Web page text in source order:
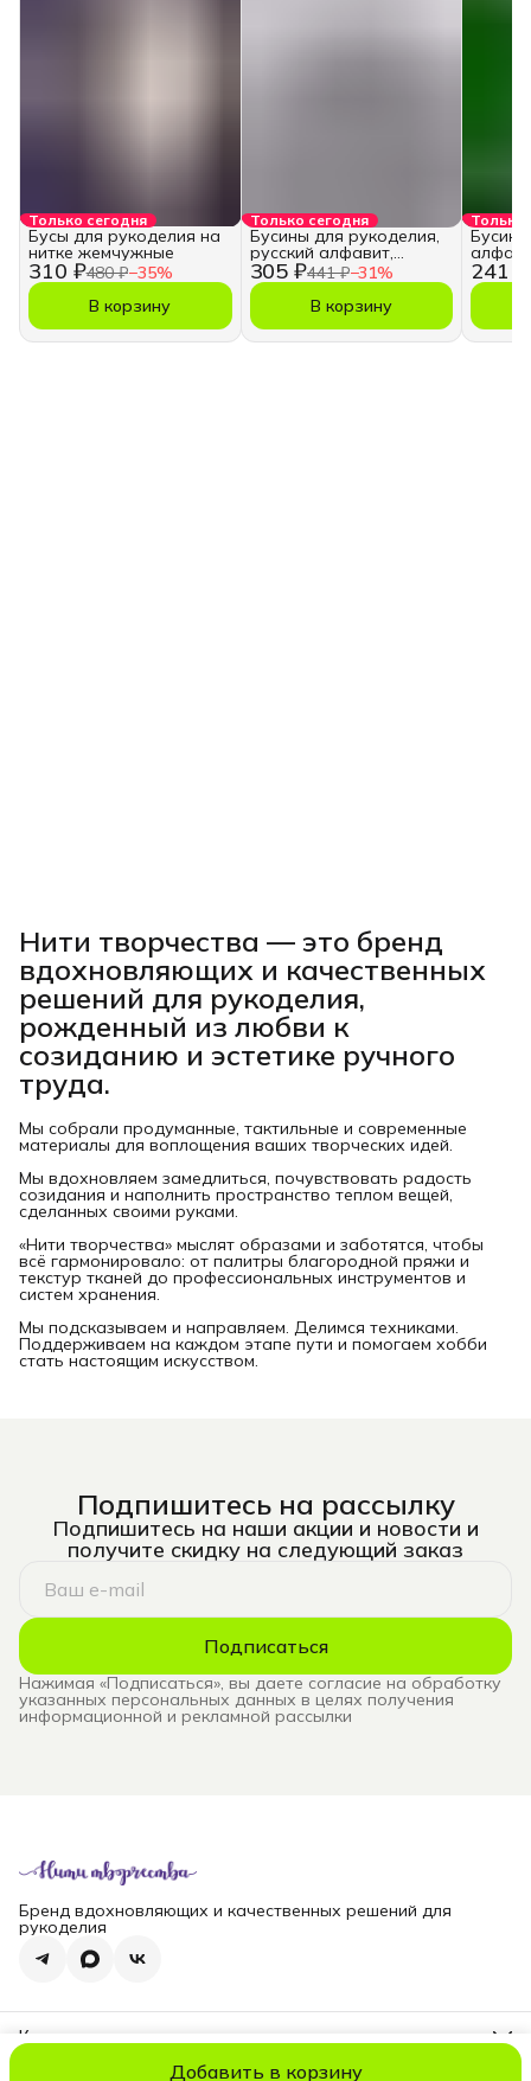
Добавить в корзину
Только сегодня
310 ₽480 ₽−35%
Бусы для рукоделия на
нитке жемчужные
В корзину
Только сегодня
305 ₽441 ₽−31%
Бусины для рукоделия,
русский алфавит,
кубики
В корзину
Только
241 ₽
Нити творчества — это бренд
вдохновляющих и качественных
решений для рукоделия,
рожденный из любви к
созиданию и эстетике ручного
труда.
Мы собрали продуманные, тактильные и современные
материалы для воплощения ваших творческих идей.
Мы вдохновляем замедлиться, почувствовать радость
созидания и наполнить пространство теплом вещей,
сделанных своими руками.
«Нити творчества» мыслят образами и заботятся, чтобы
всё гармонировало: от палитры благородной пряжи и
текстур тканей до профессиональных инструментов и
систем хранения.
Мы подсказываем и направляем. Делимся техниками.
Поддерживаем на каждом этапе пути и помогаем хобби
стать настоящим искусством.
Подпишитесь на рассылку
Подпишитесь на наши акции и новости и
получите скидку на следующий заказ
Подписаться
Нажимая «Подписаться», вы даете согласие на обработку
указанных персональных данных в целях получения
информационной и рекламной рассылки
Бренд вдохновляющих и качественных решений для
рукоделия
Контакты